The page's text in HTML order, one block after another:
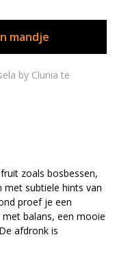
zoals bosbessen,
met subtiele hints van
proef je een
balans, een mooie
afdronk is
mandje